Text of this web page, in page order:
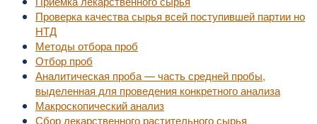
Проверка качества сырья всей поступившей партии но
НТД
Методы отбора проб
Отбор проб
Аналитическая проба — часть средней пробы,
выделенная для проведения конкретного анализа
Макроскопический анализ
Сбор лекарственного растительного сырья